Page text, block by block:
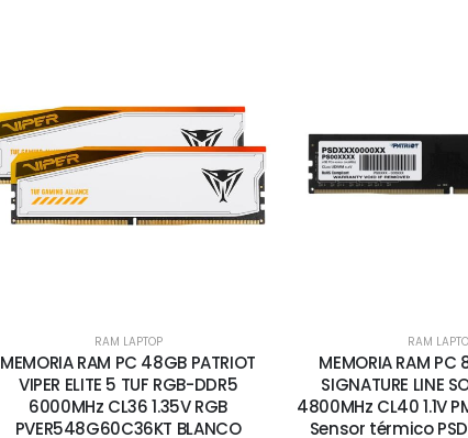
RAM LAPTOP
MEMORIA RAM PC 48GB PATRIOT
VIPER ELITE 5 TUF RGB-DDR5
6000MHz CL36 1.35V RGB
PVER548G60C36KT BLANCO
RAM
MEMORIA RAM PC
SIGNATURE LINE
4800MHz CL40 1.1V
Sensor térmico